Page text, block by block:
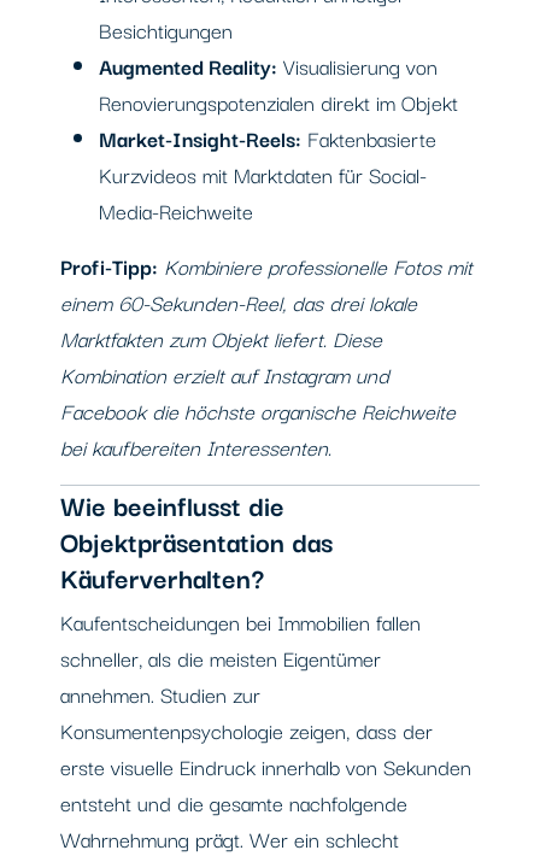
Besichtigungen
Augmented Reality: Visualisierung von
Renovierungspotenzialen direkt im Objekt
Market-Insight-Reels: Faktenbasierte
Kurzvideos mit Marktdaten für Social-
Media-Reichweite
Profi-Tipp: Kombiniere professionelle Fotos mit
einem 60-Sekunden-Reel, das drei lokale
Marktfakten zum Objekt liefert. Diese
Kombination erzielt auf Instagram und
Facebook die höchste organische Reichweite
bei kaufbereiten Interessenten.
Wie beeinflusst die
Objektpräsentation das
Käuferverhalten?
Kaufentscheidungen bei Immobilien fallen
schneller, als die meisten Eigentümer
annehmen. Studien zur
Konsumentenpsychologie zeigen, dass der
erste visuelle Eindruck innerhalb von Sekunden
entsteht und die gesamte nachfolgende
Wahrnehmung prägt. Wer ein schlecht